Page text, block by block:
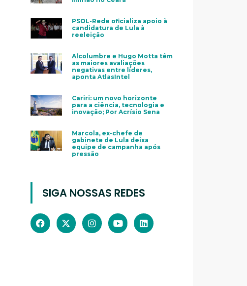
PSOL-Rede oficializa apoio à
candidatura de Lula à
reeleição
Alcolumbre e Hugo Motta têm
as maiores avaliações
negativas entre líderes,
aponta AtlasIntel
Cariri: um novo horizonte
para a ciência, tecnologia e
inovação; Por Acrísio Sena
Marcola, ex-chefe de
gabinete de Lula deixa
equipe de campanha após
pressão
SIGA NOSSAS REDES